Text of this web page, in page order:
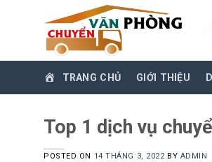
TRANG CHỦ GIỚI THIỆU
Top 1 dịch vụ
POSTED ON 14 THÁNG 3, 2022BY ADMIN